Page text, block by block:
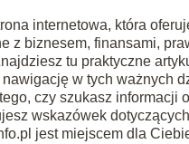
internetowa, która
z biznesem, finansami,
tu praktyczne
nawigację w tych ważnych
czy szukasz informacji
wskazówek
jest miejscem dla